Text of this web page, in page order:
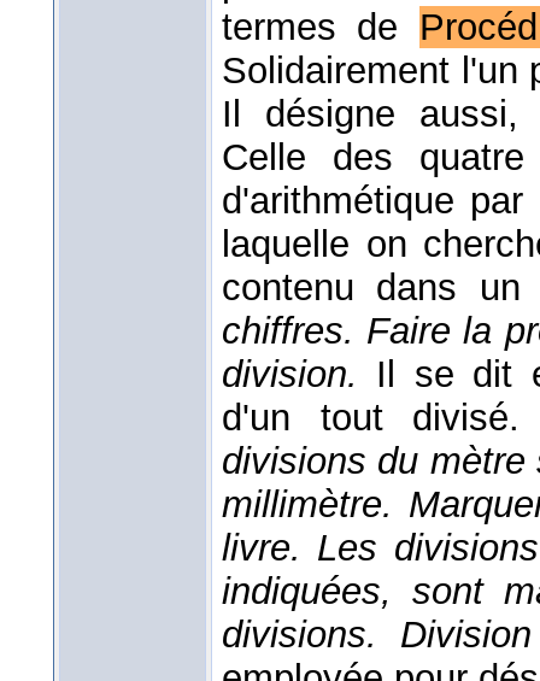
termes de
Solidairement l'un
Il désigne aussi,
Celle des
d'arithmétique
laquelle on
contenu dans
chiffres. Faire la
division. Il se dit
d'un tout
divisions du
millimètre.
livre. Les
indiquées, sont
divisions.